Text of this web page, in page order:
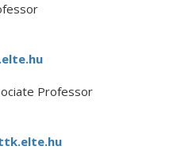
Professor